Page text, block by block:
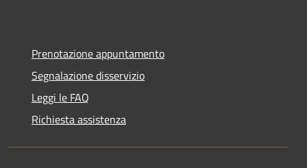
Prenotazione appuntamento
Segnalazione disservizio
Leggi le FAQ
Richiesta assistenza